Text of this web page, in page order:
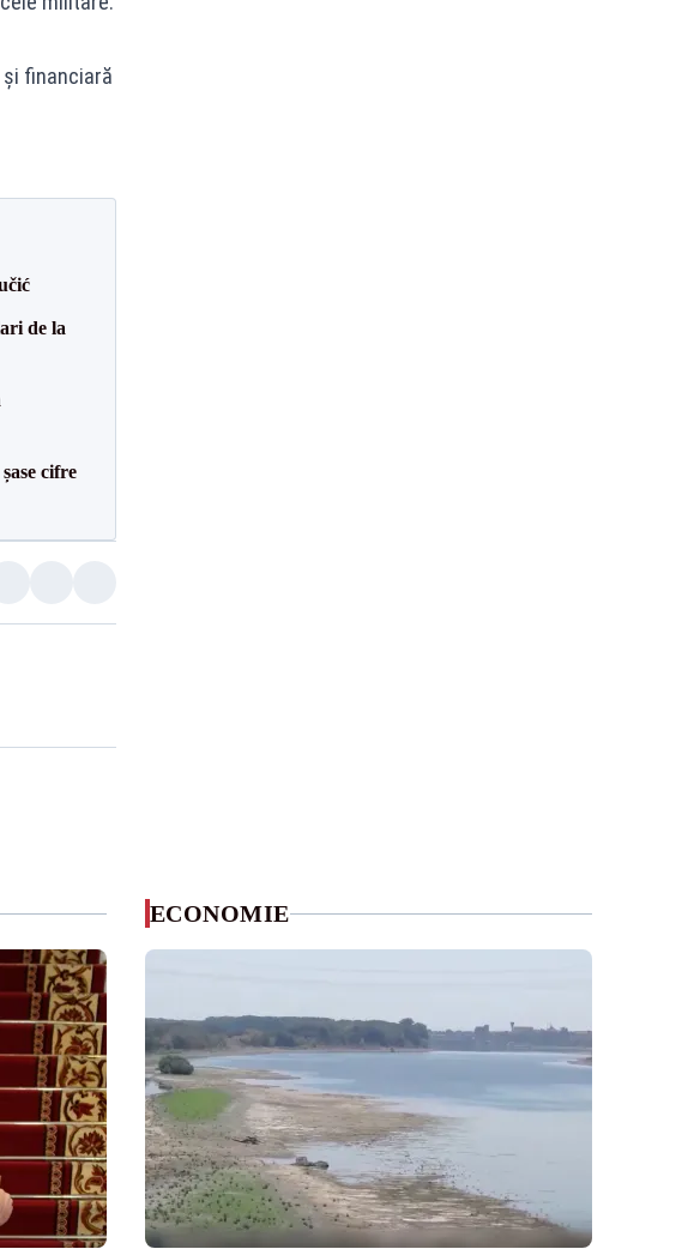
financiară
de la
cifre
ECONOMIE